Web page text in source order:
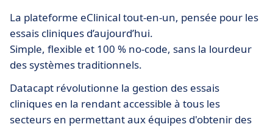
La plateforme eClinical tout-en-un, pensée pour les
essais cliniques d’aujourd’hui.
Simple, flexible et 100 % no-code, sans la lourdeur
des systèmes traditionnels.
Datacapt révolutionne la gestion des essais
cliniques en la rendant accessible à tous les
secteurs en permettant aux équipes d'obtenir des